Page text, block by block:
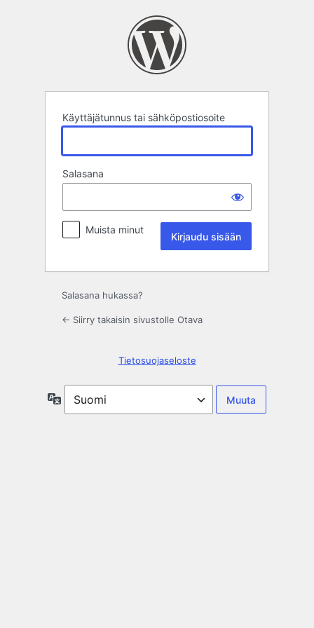
Käyttäjätunnus tai sähköpostiosoite
Salasana
Muista minut
Salasana hukassa?
← Siirry takaisin sivustolle Otava
Tietosuojaseloste
Kieli